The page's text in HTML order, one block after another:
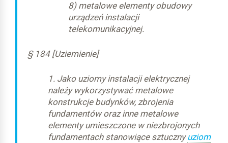
8) metalowe elementy obudowy
urządzeń instalacji
telekomunikacyjnej.
§ 184 [Uziemienie]
1. Jako uziomy instalacji elektrycznej
należy wykorzystywać metalowe
konstrukcje budynków, zbrojenia
fundamentów oraz inne metalowe
elementy umieszczone w niezbrojonych
fundamentach stanowiące sztucznyuziom